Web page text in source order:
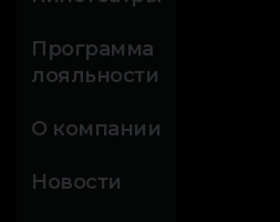
Программа
лояльности
О компании
Новости